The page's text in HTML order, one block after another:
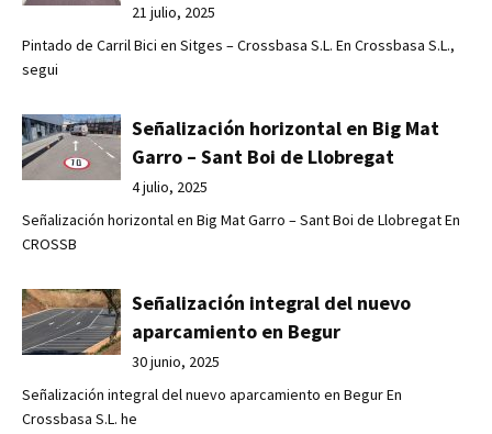
21 julio, 2025
Pintado de Carril Bici en Sitges – Crossbasa S.L. En Crossbasa S.L.,
segui
Señalización horizontal en Big Mat
Garro – Sant Boi de Llobregat
4 julio, 2025
Señalización horizontal en Big Mat Garro – Sant Boi de Llobregat En
CROSSB
Señalización integral del nuevo
aparcamiento en Begur
30 junio, 2025
Señalización integral del nuevo aparcamiento en Begur En
Crossbasa S.L. he